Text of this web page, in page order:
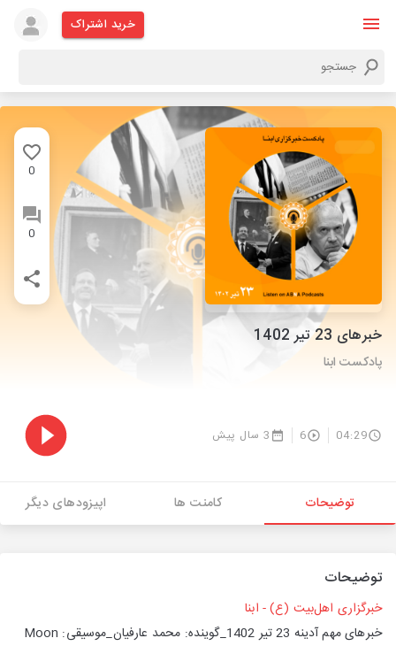
خرید اشتراک
0
0
خبرهای 23 تیر 1402
پادکست ابنا
04:29
6 3 سال پیش
توضیحات کامنت ها اپیزودهای دیگر
توضیحات
خبرگزاری اهل‌بیت (ع) - ابنا
خبرهای مهم آدینه 23 تیر 1402_گوینده: محمد عارفیان_موسیقی: Moon